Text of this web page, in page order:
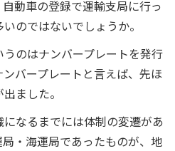
動車の登録で運輸支局に行っ
のではないでしょうか。
のはナンバープレートを発行
バープレートと言えば、先ほ
ました。
なるまでには体制の変遷があ
・海運局であったものが、地